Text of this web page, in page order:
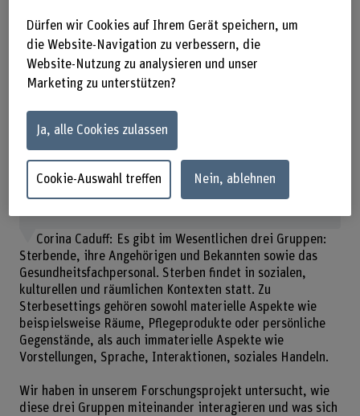
Zum Thema: Stadtfestival «Endlich menschlich» vom
19. bis 27. Oktober 2024
Corina Caduff: Es gibt im Wesentlichen drei Gruppen:
Sterbende, ihre Angehörigen und Bekannten sowie das
Gesundheitsfachpersonal. Sterben findet in sozialen,
kulturellen und räumlichen Kontexten statt. Zu
Sterbesettings gehören sowohl materielle Aspekte wie
beispielsweise Räume, Pflegeprodukte oder persönliche
Gegenstände, als auch immaterielle Aspekte wie
Vorstellungen, Sprache, Interaktionen, soziales Handeln.
Wir haben in unserem Forschungsprojekt untersucht, wie
diese drei Gruppen miteinander interagieren und was sich
Dürfen wir Cookies auf Ihrem Gerät speichern, um
die Website-Navigation zu verbessern, die
Website-Nutzung zu analysieren und unser
Marketing zu unterstützen?
Ja, alle Cookies zulassen
Cookie-Auswahl treffen Nein, ablehnen